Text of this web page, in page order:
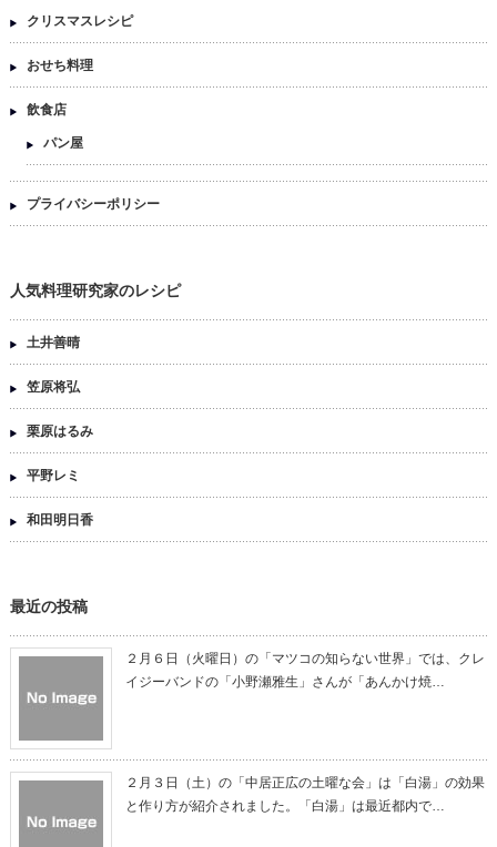
クリスマスレシピ
おせち料理
飲食店
パン屋
プライバシーポリシー
人気料理研究家のレシピ
土井善晴
笠原将弘
栗原はるみ
平野レミ
和田明日香
最近の投稿
２月６日（火曜日）の「マツコの知らない世界」では、クレ
イジーバンドの「小野瀬雅生」さんが「あんかけ焼…
２月３日（土）の「中居正広の土曜な会」は「白湯」の効果
と作り方が紹介されました。「白湯」は最近都内で…